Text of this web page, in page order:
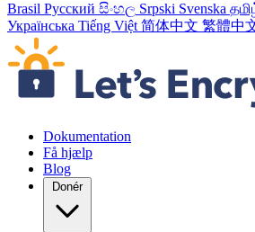
Brasil Русский සිංහල Srpski Svenska
Українська Tiếng Việt 简体中文 繁體中
Spring navigation links over
Dokumentation
Få hjælp
Blog
Donér